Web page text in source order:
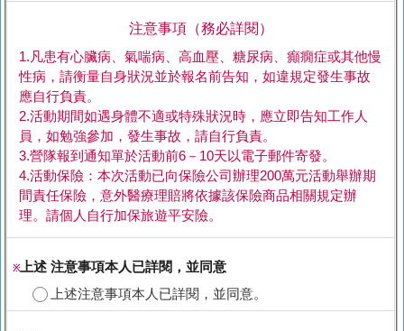
注意事項（務必詳閱）
1.凡患有心臟病、氣喘病、高血壓、糖尿病、癲癇症或其他慢
性病，請衡量自身狀況並於報名前告知，如違規定發生事故
應自行負責。
2.活動期間如遇身體不適或特殊狀況時，應立即告知工作人
員，如勉強參加，發生事故，請自行負責。
3.營隊報到通知單於活動前6－10天以電子郵件寄發。
4.活動保險：本次活動已向保險公司辦理200萬元活動舉辦期
間責任保險，意外醫療理賠將依據該保險商品相關規定辦
理。請個人自行加保旅遊平安險。
※上述 注意事項本人已詳閱，並同意
上述注意事項本人已詳閱，並同意。